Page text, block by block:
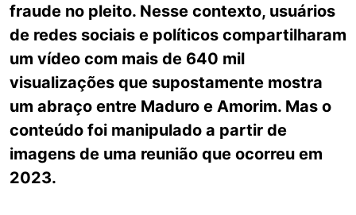
fraude no pleito. Nesse contexto, usuários
de redes sociais e políticos compartilharam
um vídeo com mais de 640 mil
visualizações que supostamente mostra
um abraço entre Maduro e Amorim. Mas o
conteúdo foi manipulado a partir de
imagens de uma reunião que ocorreu em
2023.